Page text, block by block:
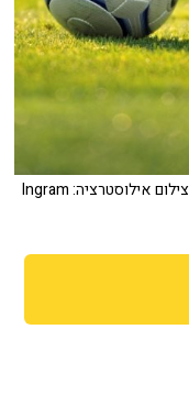
| צילום אילוסטרציה: Ingram